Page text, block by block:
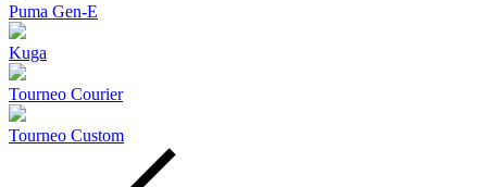
Puma Gen‑E
Kuga
Tourneo Courier
Tourneo Custom